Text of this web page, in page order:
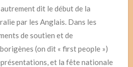
dit le début de la
par les Anglais. Dans les
de soutien et de
(on dit « first people »)
et la fête nationale